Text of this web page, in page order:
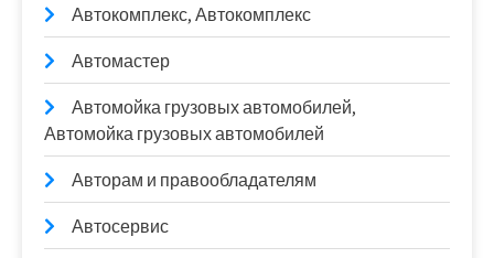
Автокомплекс, Автокомплекс
Автомастер
Автомойка грузовых автомобилей,
Автомойка грузовых автомобилей
Авторам и правообладателям
Автосервис